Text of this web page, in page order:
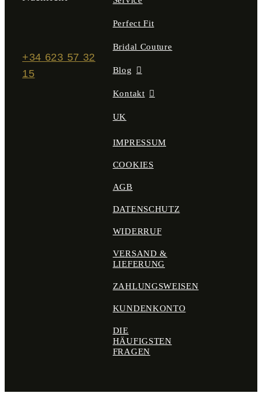
+34 623 57 32
15
Perfect Fit
Bridal Couture
Blog
Kontakt
UK
IMPRESSUM
COOKIES
AGB
DATENSCHUTZ
WIDERRUF
VERSAND &
LIEFERUNG
ZAHLUNGSWEISEN
KUNDENKONTO
DIE
HÄUFIGSTEN
FRAGEN